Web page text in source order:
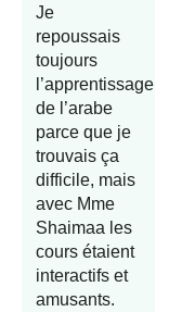
Je
repoussais
toujours
l’apprentissage
de l’arabe
parce que je
trouvais ça
difficile, mais
avec Mme
Shaimaa les
cours étaient
interactifs et
amusants.